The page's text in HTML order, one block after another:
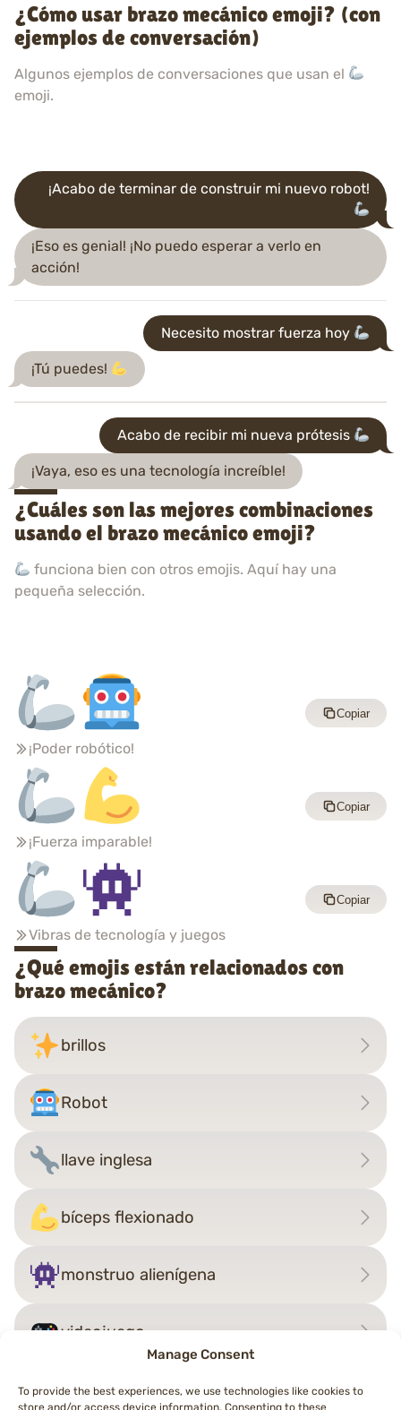
Manage Consent
To provide the best experiences, we use technologies like cookies to
store and/or access device information. Consenting to these
¿Cómo usar brazo mecánico emoji? (con
ejemplos de conversación)
Algunos ejemplos de conversaciones que usan el
emoji.
¡Acabo de terminar de construir mi nuevo robot!
¡Eso es genial! ¡No puedo esperar a verlo en
acción!
Necesito mostrar fuerza hoy
¡Tú puedes!
Acabo de recibir mi nueva prótesis
¡Vaya, eso es una tecnología increíble!
¿Cuáles son las mejores combinaciones
usando el brazo mecánico emoji?
funciona bien con otros emojis. Aquí hay una
pequeña selección.
¡Poder robótico!
Copiar
¡Fuerza imparable!
Copiar
Vibras de tecnología y juegos
Copiar
¿Qué emojis están relacionados con
brazo mecánico?
brillos
Robot
llave inglesa
bíceps flexionado
monstruo alienígena
videojuego